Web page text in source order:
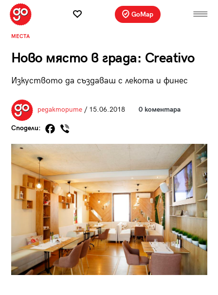
GoMap
МЕСТА
Ново място в града: Creativo
Изкуството да създаваш с лекота и финес
редакторите/ 15.06.2018 0 коментара
Сподели: